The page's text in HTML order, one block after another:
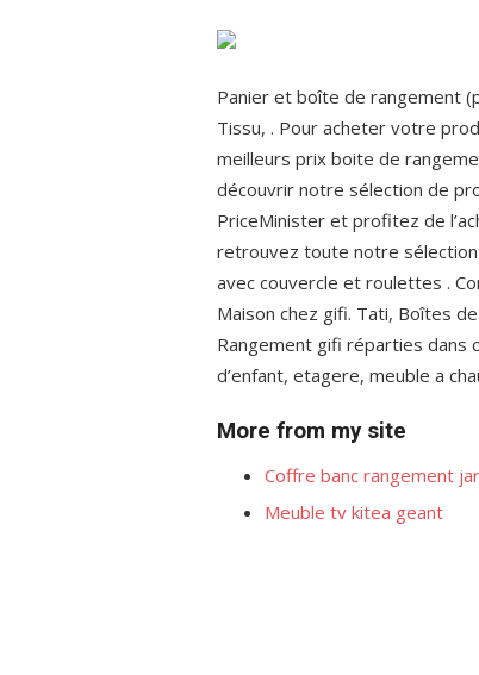
Panier et boîte de rangement
Tissu, . Pour acheter votre
meilleurs prix boite de
découvrir notre sélection de
PriceMinister et profitez de
retrouvez toute notre
avec couvercle et roulettes .
Maison chez gifi. Tati, Boîtes
Rangement gifi réparties dans
d’enfant, etagere, meuble a
More from my site
Coffre banc rangement
Meuble tv kitea geant